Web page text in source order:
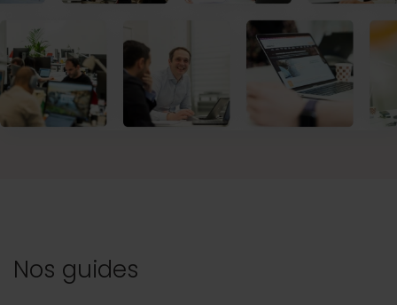
Nos guides